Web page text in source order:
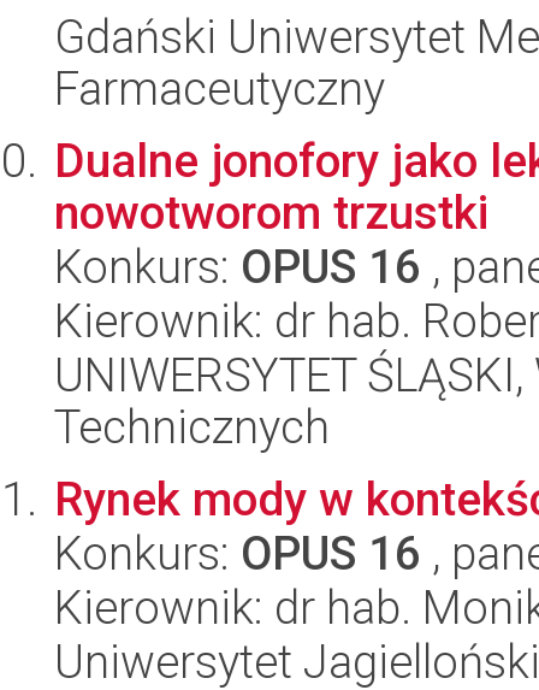
Gdański Uniwersytet
Farmaceutyczny
Dualne jonofory jako
nowotworom trzustki
Konkurs: OPUS 16 ,
Kierownik: dr hab.
UNIWERSYTET
Technicznych
Rynek mody w
Konkurs: OPUS 16 ,
Kierownik: dr hab.
Uniwersytet